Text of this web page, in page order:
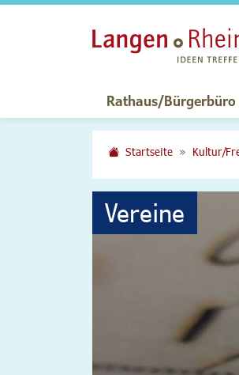
Rathaus/Bürgerbüro
Startseite Kultur/
Vereine